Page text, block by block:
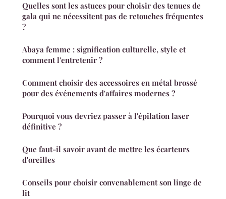
Quelles sont les astuces pour choisir des tenues de
gala qui ne nécessitent pas de retouches fréquentes
?
Abaya femme : signification culturelle, style et
comment l'entretenir ?
Comment choisir des accessoires en métal brossé
pour des événements d'affaires modernes ?
Pourquoi vous devriez passer à l'épilation laser
définitive ?
Que faut-il savoir avant de mettre les écarteurs
d'oreilles
Conseils pour choisir convenablement son linge de
lit